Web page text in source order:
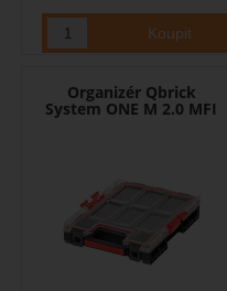
Organizér Qbrick
System ONE M 2.0 MFI